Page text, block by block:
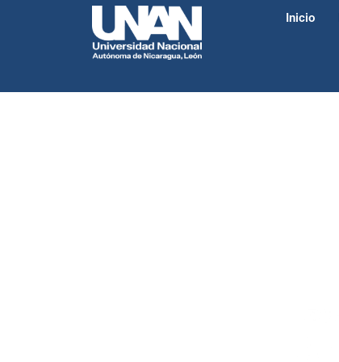
Inicio